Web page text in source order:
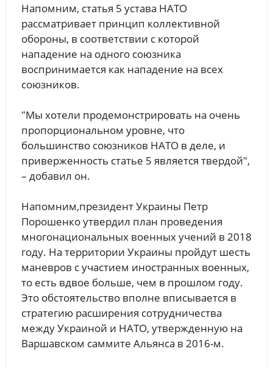
Напомним, статья 5 устава НАТО
рассматривает принцип коллективной
обороны, в соответствии с которой
нападение на одного союзника
воспринимается как нападение на всех
союзников.
"Мы хотели продемонстрировать на очень
пропорциональном уровне, что
большинство союзников НАТО в деле, и
приверженность статье 5 является твердой",
– добавил он.
Напомним,президент Украины Петр
Порошенко утвердил план проведения
многонациональных военных учений в 2018
году. На территории Украины пройдут шесть
маневров с участием иностранных военных,
то есть вдвое больше, чем в прошлом году.
Это обстоятельство вполне вписывается в
стратегию расширения сотрудничества
между Украиной и НАТО, утвержденную на
Варшавском саммите Альянса в 2016-м.